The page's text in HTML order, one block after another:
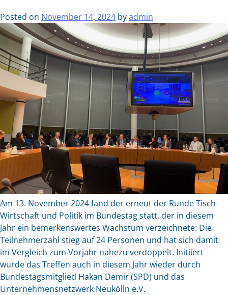
der
Hochschule
in
Neukölln
Posted on November 14, 2024 byadmin
Am 13. November 2024 fand der erneut der Runde Tisch
Wirtschaft und Politik im Bundestag statt, der in diesem
Jahr ein bemerkenswertes Wachstum verzeichnete: Die
Teilnehmerzahl stieg auf 24 Personen und hat sich damit
im Vergleich zum Vorjahr nahezu verdoppelt. Initiiert
wurde das Treffen auch in diesem Jahr wieder durch
Bundestagsmitglied Hakan Demir (SPD) und das
Unternehmensnetzwerk Neukölln e.V.